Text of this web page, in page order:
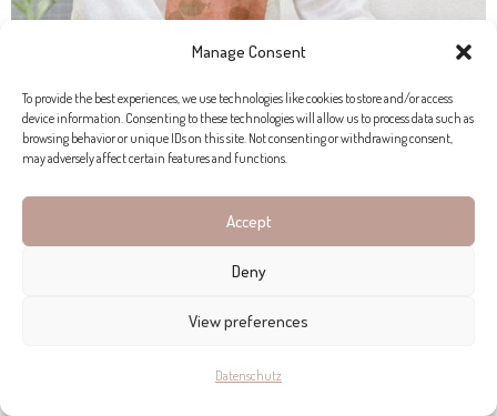
Manage Consent
To provide the best experiences, we use technologies like cookies to store and/or access
device information. Consenting to these technologies will allow us to process data such as
browsing behavior or unique IDs on this site. Not consenting or withdrawing consent,
may adversely affect certain features and functions.
Accept
Deny
View preferences
Datenschutz